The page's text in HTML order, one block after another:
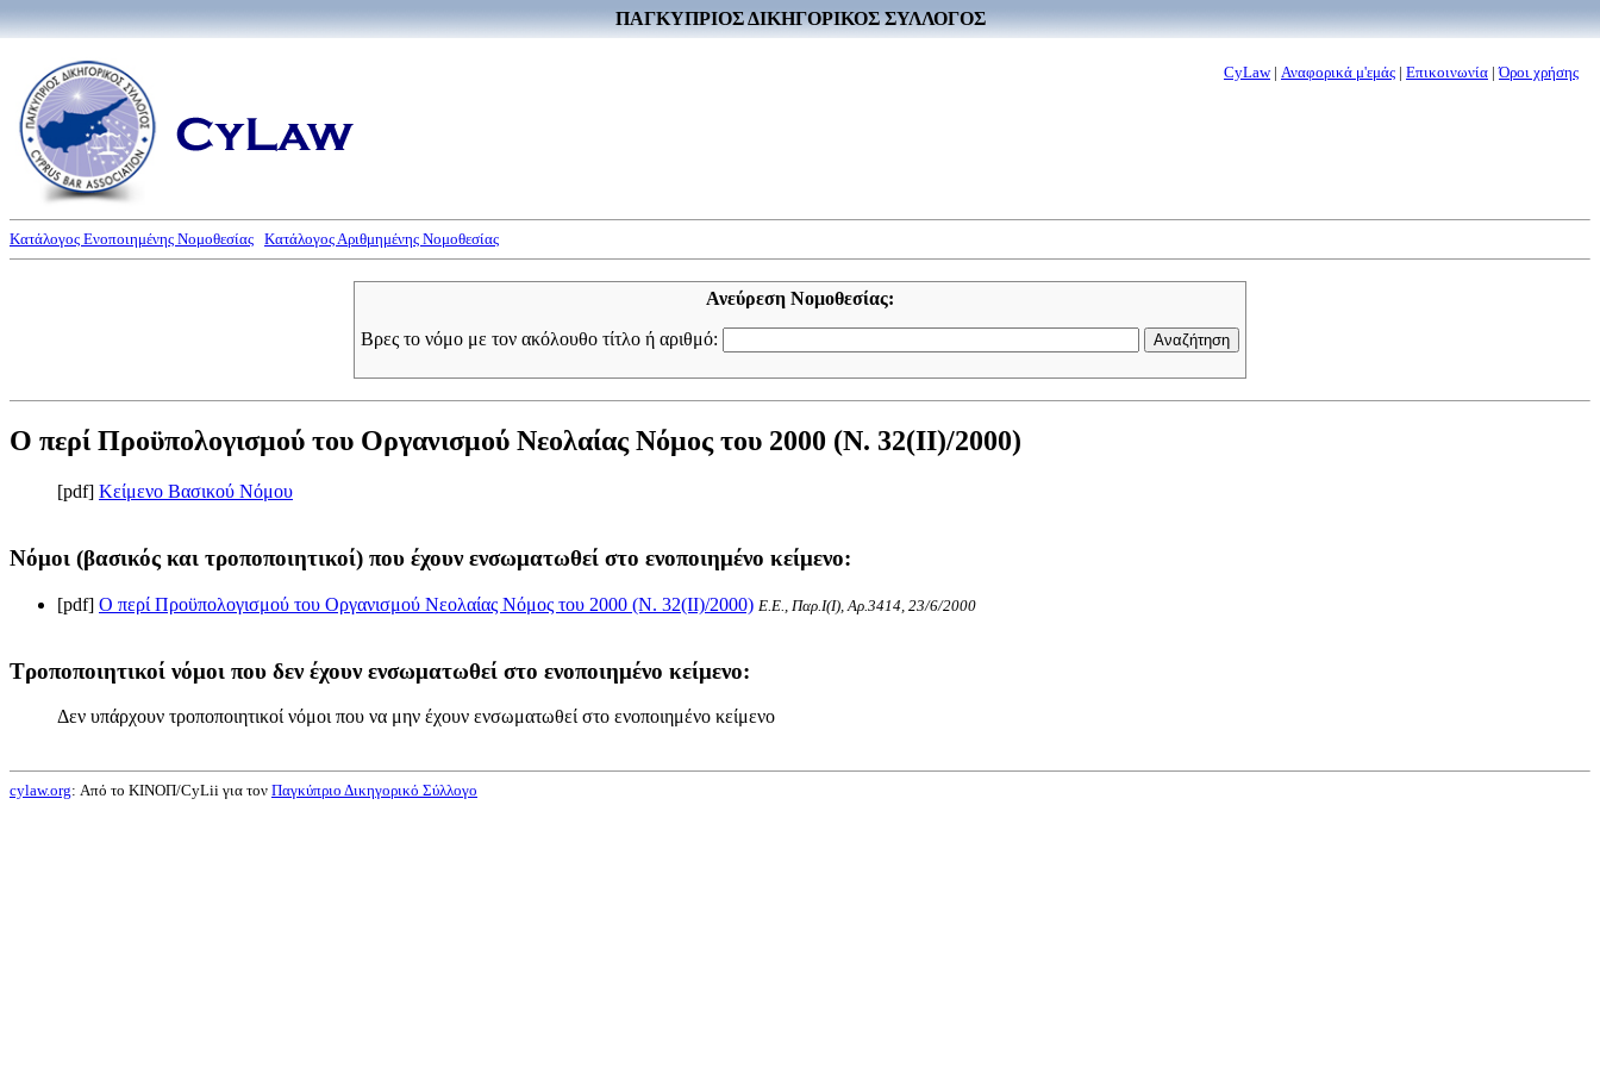
ΠΑΓΚΥΠΡΙΟΣ ΔΙΚΗΓΟΡΙΚΟΣ ΣΥΛΛΟΓΟΣ
CyLaw| Αναφορικά μ'εμάς | Επικοινωνία |Όροι χρήσης
Κατάλογος Ενοποιημένης Νομοθεσίας Κατάλογος Αριθμημένης Νομοθεσίας
Ανεύρεση Νομοθεσίας:
Βρες το νόμο με τον ακόλουθο τίτλο ή αριθμό:
Ο περί Προϋπολογισμού του Οργανισμού Νεολαίας Νόμος του 2000 (Ν. 32(II)/2000)
[pdf] Κείμενο Βασικού Νόμου
Νόμοι (βασικός και τροποποιητικοί) που έχουν ενσωματωθεί στο ενοποιημένο κείμενο:
[pdf] Ο περί Προϋπολογισμού του Οργανισμού Νεολαίας Νόμος του 2000 (Ν. 32(II)/2000) Ε.Ε., Παρ.Ι(I), Αρ.3414, 23/6/2000
Τροποποιητικοί νόμοι που δεν έχουν ενσωματωθεί στο ενοποιημένο κείμενο:
Δεν υπάρχουν τροποποιητικοί νόμοι που να μην έχουν ενσωματωθεί στο ενοποιημένο κείμενο
cylaw.org: Από το ΚΙΝOΠ/CyLii για τον Παγκύπριο Δικηγορικό Σύλλογο